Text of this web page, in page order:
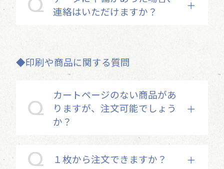
連絡はいただけますか？
◆印刷や商品に関する質問
カートページのない商品があ
りますが、注文可能でしょう
か？
１枚から注文できますか？